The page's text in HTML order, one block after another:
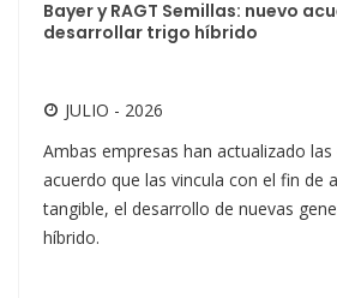
Bayer y RAGT Semillas: nuevo
desarrollar trigo híbrido
JULIO - 2026
Ambas empresas han actualizado
acuerdo que las vincula con el fin de
tangible, el desarrollo de nuevas
híbrido.